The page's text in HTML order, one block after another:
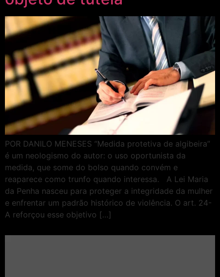
POR DANILO MENESES “Medida protetiva de algibeira”
é um neologismo do autor: o uso oportunista da
medida, que some do bolso quando convém e
reaparece como trunfo quando interessa. A Lei Maria
da Penha nasceu para proteger a integridade da mulher
e enfrentar um padrão histórico de violência. O art. 24-
A reforçou esse objetivo […]